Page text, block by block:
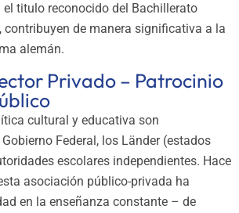
el titulo reconocido del Bachillerato
contribuyen de manera significativa a la
alemán.
Privado – Patrocinio
cultural y educativa son
Federal, los Länder (estados
escolares independientes. Hace
asociación público-privada ha
en la enseñanza constante – de